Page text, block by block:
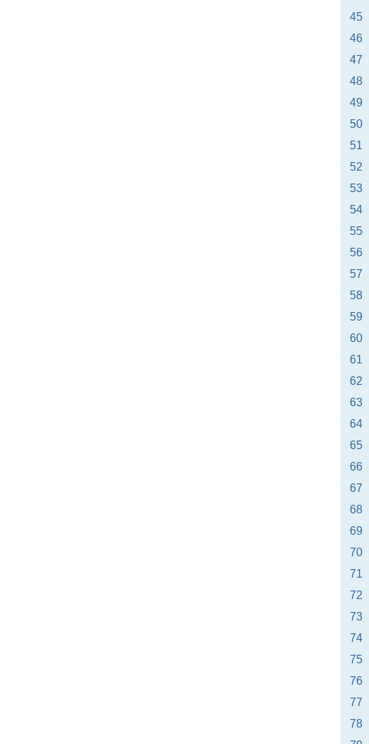
45
46
47
48
49
50
51
52
53
54
55
56
57
58
59
60
61
62
63
64
65
66
67
68
69
70
71
72
73
74
75
76
77
78